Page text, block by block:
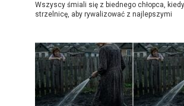
Wszyscy śmiali się z biednego chłopca,
strzelnicę, aby rywalizować z najlepszymi